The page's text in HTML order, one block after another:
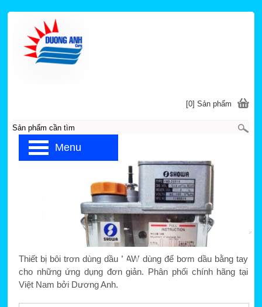
Thiết bị bôi trơn dùng dầu LAW
Thiết bị bôi trơn dùng dầu LAW dùng để bơm dầu bằng tay
cho những ứng dụng đơn giản. Phân phối chính hãng tại
Việt Nam bởi Dương Anh.
SHOWA »THIẾT BỊ BÔI TRƠN DÙNG
[0] Sản phẩm
Menu